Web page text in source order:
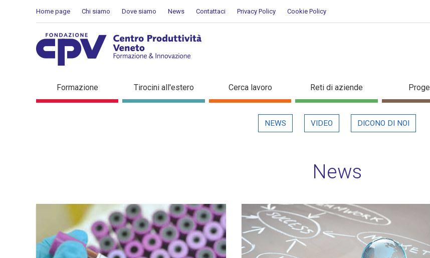
Home page Chi siamo Dove siamo News Contattaci Privacy Policy Cookie Policy
Dettaglio in evidenza
Formazione Tirocini all'estero Cerca lavoro Reti di aziende
NEWS VIDEO DICONO DI NOI
News